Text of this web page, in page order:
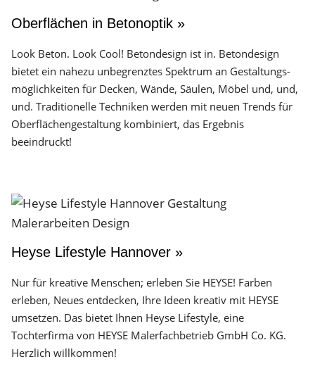
Oberflächen in Betonoptik »
Look Beton. Look Cool! Betondesign ist in. Betondesign
bietet ein nahezu unbegrenztes Spektrum an Gestaltungs­
möglichkeiten für Decken, Wände, Säulen, Möbel und, und,
und. Traditionelle Techniken werden mit neuen Trends für
Oberflächen­gestaltung kombiniert, das Ergebnis
beeindruckt!
Heyse Lifestyle Hannover »
Nur für kreative Menschen; erleben Sie HEYSE! Farben
erleben, Neues entdecken, Ihre Ideen kreativ mit HEYSE
umsetzen. Das bietet Ihnen Heyse Lifestyle, eine
Tochterfirma von HEYSE Malerfachbetrieb GmbH Co. KG.
Herzlich willkommen!